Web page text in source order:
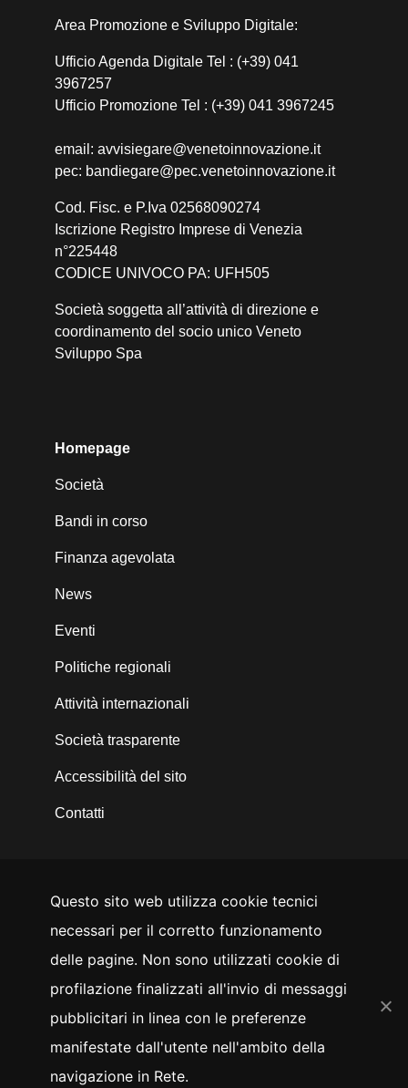
Area Promozione e Sviluppo Digitale:
Ufficio Agenda Digitale Tel : (+39) 041
3967257
Ufficio Promozione Tel : (+39) 041 3967245
email: avvisiegare@venetoinnovazione.it
pec: bandiegare@pec.venetoinnovazione.it
Cod. Fisc. e P.Iva 02568090274
Iscrizione Registro Imprese di Venezia
n°225448
CODICE UNIVOCO PA: UFH505
Società soggetta all’attività di direzione e
coordinamento del socio unico Veneto
Sviluppo Spa
Homepage
Società
Bandi in corso
Finanza agevolata
News
Eventi
Politiche regionali
Attività internazionali
Società trasparente
Accessibilità del sito
Contatti
SEGUICI SU
YouTube
Facebook
Instagram
LinkedIn
Twitter
Whistleblowing
Privacy
Questo sito web utilizza cookie tecnici
necessari per il corretto funzionamento
delle pagine. Non sono utilizzati cookie di
profilazione finalizzati all'invio di messaggi
pubblicitari in linea con le preferenze
manifestate dall'utente nell'ambito della
navigazione in Rete.